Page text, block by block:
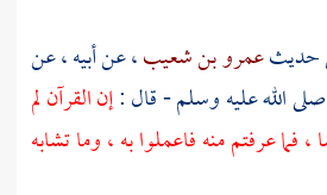
حديثعمرو بن شعيب، عن أبيه ، عن
الله عليه وسلم - قال :إن القرآن لم
عرفتم منه فاعملوا به ، وما تشابه